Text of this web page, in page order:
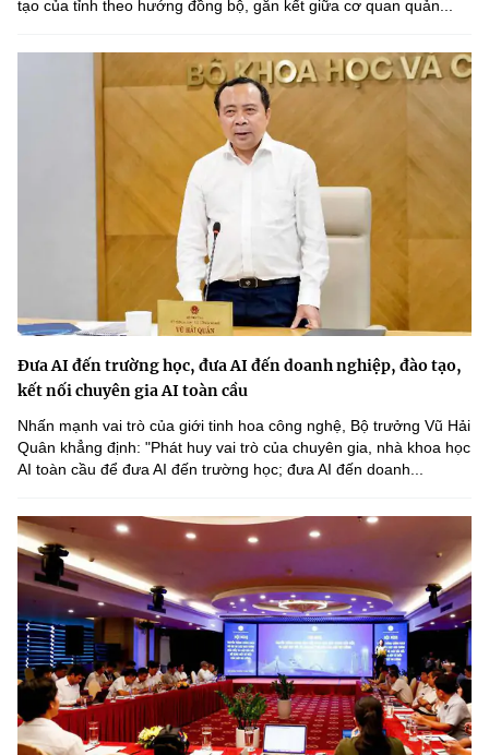
tạo của tỉnh theo hướng đồng bộ, gắn kết giữa cơ quan quản...
Đưa AI đến trường học, đưa AI đến doanh nghiệp, đào tạo,
kết nối chuyên gia AI toàn cầu
Nhấn mạnh vai trò của giới tinh hoa công nghệ, Bộ trưởng Vũ Hải
Quân khẳng định: "Phát huy vai trò của chuyên gia, nhà khoa học
AI toàn cầu để đưa AI đến trường học; đưa AI đến doanh...